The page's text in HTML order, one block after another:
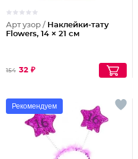
Арт узор / Наклейки‒тату
Flowers, 14 × 21 см
154 32 ₽
Рекомендуем